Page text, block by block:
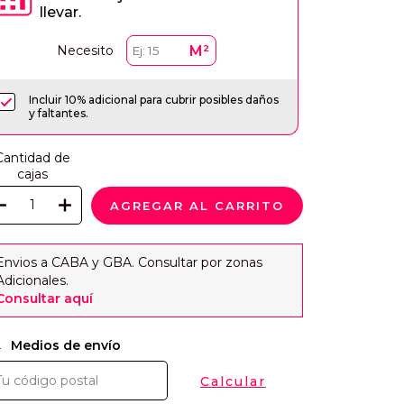
llevar.
Necesito M²
Incluir 10% adicional para cubrir posibles daños
y faltantes.
de
cajas
a CABA y GBA. Consultar por zonas
aquí
para el CP:
Medios de envío
Calcular